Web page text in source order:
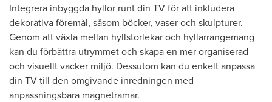
Integrera inbyggda hyllor runt din TV för att inkludera
dekorativa föremål, såsom böcker, vaser och skulpturer.
Genom att växla mellan hyllstorlekar och hyllarrangemang
kan du förbättra utrymmet och skapa en mer organiserad
och visuellt vacker miljö. Dessutom kan du enkelt anpassa
din TV till den omgivande inredningen med
anpassningsbara magnetramar.